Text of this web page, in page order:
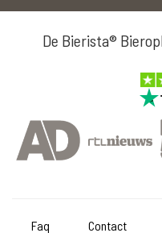
De Bierista®
Faq Contact